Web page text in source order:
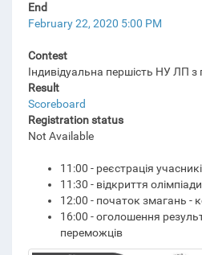
End
February 22, 2020 5:00 PM
Contest
Індивідуальна першість НУ ЛП
Result
Scoreboard
Registration status
Not Available
11:00 - реєстрація
11:30 - відкриття олімпіади
12:00 - початок змагань -
16:00 - оголошення
переможців